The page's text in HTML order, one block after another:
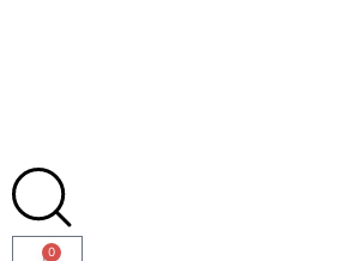
0